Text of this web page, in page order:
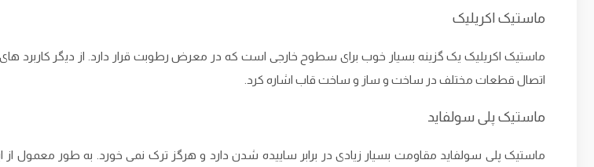
ماستیک اکریلیک
ماستیک اکریلیک یک گزینه بسیار خوب برای سطوح خارجی است که در معرض رطوبت قرار دارد. از دیگر کاربرد
اتصال قطعات مختلف در ساخت و ساز و ساخت قاب اشاره کرد.
ماستیک پلی سولفاید
ماستیک پلی سولفاید مقاومت بسیار زیادی در برابر ساییده شدن دارد و هرگز ترک نمی ‌خورد. به طور معمول